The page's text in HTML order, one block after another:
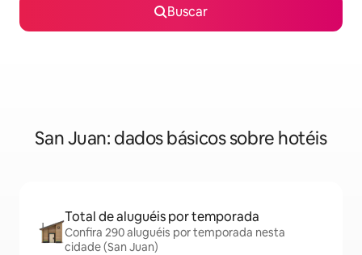
Buscar
San Juan: dados básicos sobre hotéis
Total de aluguéis por temporada
Confira 290 aluguéis por temporada nesta
cidade (San Juan)